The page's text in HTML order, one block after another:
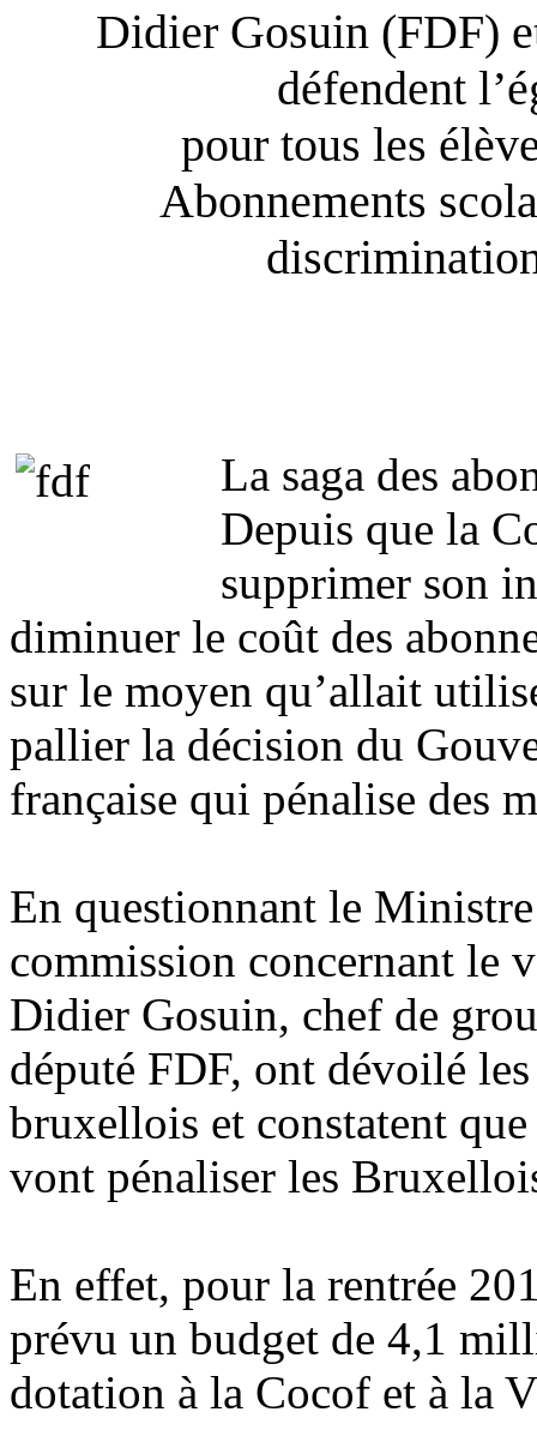
Didier Gosuin (FDF)
défendent
pour tous les
Abonnements
La saga des
Depuis que la
supprimer son
diminuer le coût des
sur le moyen qu’allait
pallier la décision du
française qui pénalise des
En questionnant le
commission concernant le
Didier Gosuin, chef de
député FDF, ont dévoilé
bruxellois et constatent
vont pénaliser les
En effet, pour la rentrée
prévu un budget de 4,1
dotation à la Cocof et à la